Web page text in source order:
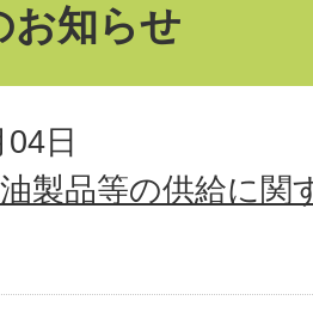
お知らせ
日
製品等の供給に関